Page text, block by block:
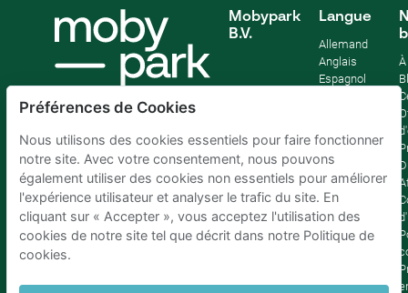
Mobypark
B.V.
Langue
Allemand
Anglais
Espagnol
Préférences de Cookies
Nous utilisons des cookies essentiels pour faire fonctionner
notre site. Avec votre consentement, nous pouvons
également utiliser des cookies non essentiels pour améliorer
l'expérience utilisateur et analyser le trafic du site. En
cliquant sur « Accepter », vous acceptez l'utilisation des
cookies de notre site tel que décrit dans notre Politique de
cookies.